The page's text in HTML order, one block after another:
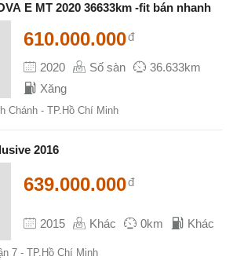
E MT 2020 36633km -fit bán nhanh
2020 Số sàn
36.633km
Xăng
610.000.000đ
Chánh - TP.Hồ Chí Minh
2016
2015 Khác 0km Khác
639.000.000đ
7 - TP.Hồ Chí Minh